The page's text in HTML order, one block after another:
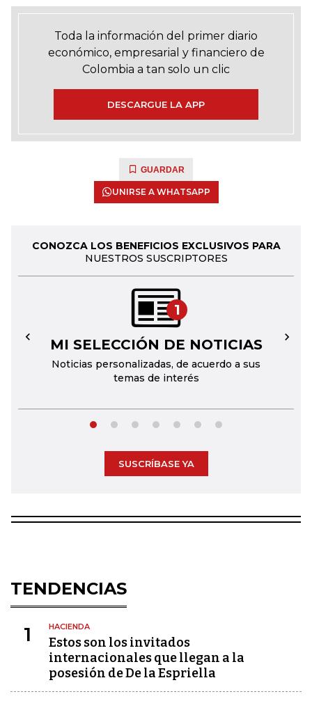
Toda la información del primer diario
económico, empresarial y financiero de
Colombia a tan solo un clic
DESCARGUE LA APP
GUARDAR
UNIRSE A WHATSAPP
CONOZCA LOS BENEFICIOS EXCLUSIVOS PARA
NUESTROS SUSCRIPTORES
1
MI SELECCIÓN DE NOTICIAS
Noticias personalizadas, de acuerdo a sus
temas de interés
← →
SUSCRÍBASE YA
TENDENCIAS
1 HACIENDA
Estos son los invitados
internacionales que llegan a la
posesión de De la Espriella